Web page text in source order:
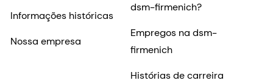
Informações históricas
Nossa empresa
dsm-firmenich?
Empregos na dsm-
firmenich
Histórias de carreira